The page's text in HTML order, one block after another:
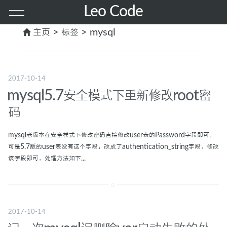
Leo Code
其他
PHP
前端
服务器
主页 > 标签 > mysql
2017-10-14
mysql5.7安全模式下重新修改root密
码
mysql老版本在安全模式下修改密码直接修改user表的Password字段即可，
可是5.7版的user表没有这个字段。改成了authentication_string字段，修改
该字段即可，处理方法如下...
2017-10-14